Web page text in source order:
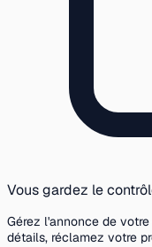
Vous gardez le
Gérez l'annonce de
détails, réclamez votre